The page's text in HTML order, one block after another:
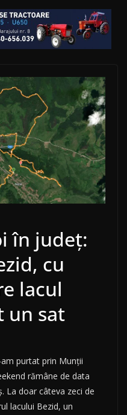
în județ:
cu
lacul
un sat
purtat prin Munții
rămâne de data
La doar câteva zeci de
lacului Bezid, un